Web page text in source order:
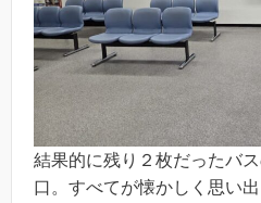
結果的に残り２枚だったバ
口。すべてが懐かしく思い